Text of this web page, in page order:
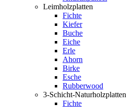
Leimholzplatten
Fichte
Kiefer
Buche
Eiche
Erle
Ahorn
Birke
Esche
Rubberwood
3-Schicht-Naturholzplatten
Fichte